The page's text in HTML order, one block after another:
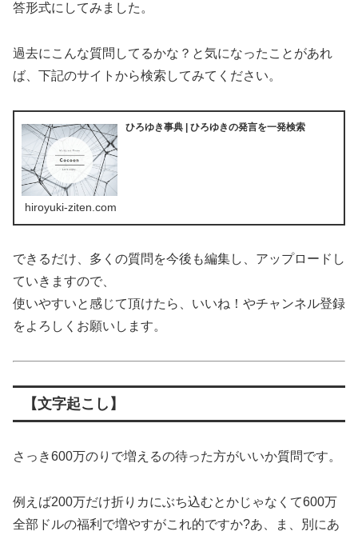
答形式にしてみました。
過去にこんな質問してるかな？と気になったことがあれ
ば、下記のサイトから検索してみてください。
ひろゆき事典 | ひろゆきの発言を一発検索
hiroyuki-ziten.com
できるだけ、多くの質問を今後も編集し、アップロードし
ていきますので、
使いやすいと感じて頂けたら、いいね！やチャンネル登録
をよろしくお願いします。
【文字起こし】
さっき600万のりで増えるの待った方がいいか質問です。
例えば200万だけ折りカにぶち込むとかじゃなくて600万
全部ドルの福利で増やすがこれ的ですか?あ、ま、別にあ